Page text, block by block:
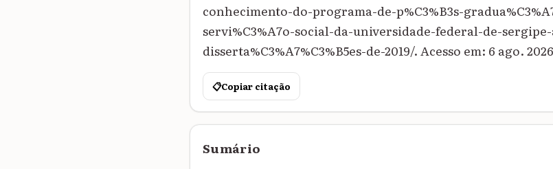
conhecimento-do-programa-de-p%C3%B3s-
servi%C3%A7o-social-da-universidade-federal-de-sergipe-
disserta%C3%A7%C3%B5es-de-2019/. Acesso em: 6 ago.
📋Copiar citação
Sumário